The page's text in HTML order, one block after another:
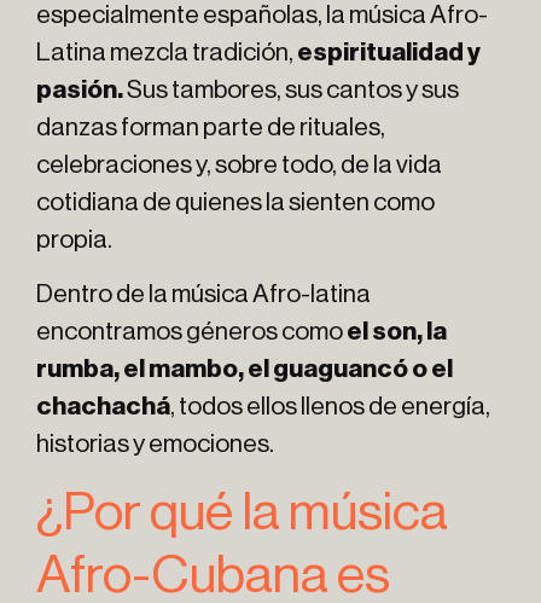
especialmente españolas, la música Afro-
Latina mezcla tradición, espiritualidad y
pasión.Sus tambores, sus cantos y sus
danzas forman parte de rituales,
celebraciones y, sobre todo, de la vida
cotidiana de quienes la sienten como
propia.
Dentro de la música Afro-latina
encontramos géneros comoel son, la
rumba, el mambo, el guaguancó o el
chachachá, todos ellos llenos de energía,
historias y emociones.
¿Por qué la música
Afro-Cubana es